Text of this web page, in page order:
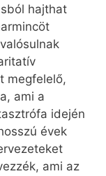
hajthat
megfelelő,
ami a
idején
évek
ami az